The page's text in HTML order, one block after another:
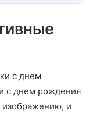
с днем
с днем рождения
изображению, и